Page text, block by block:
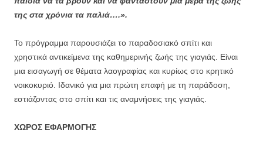
της στα χρόνια τα παλιά….».
Το πρόγραμμα παρουσιάζει το παραδοσιακό σπίτι και
χρηστικά αντικείμενα της καθημερινής ζωής της γιαγιάς. Είναι
μια εισαγωγή σε θέματα λαογραφίας και κυρίως στο κρητικό
νοικοκυριό. Ιδανικό για μια πρώτη επαφή με τη παράδοση,
εστιάζοντας στο σπίτι και τις αναμνήσεις της γιαγιάς.
ΧΩΡΟΣ ΕΦΑΡΜΟΓΗΣ